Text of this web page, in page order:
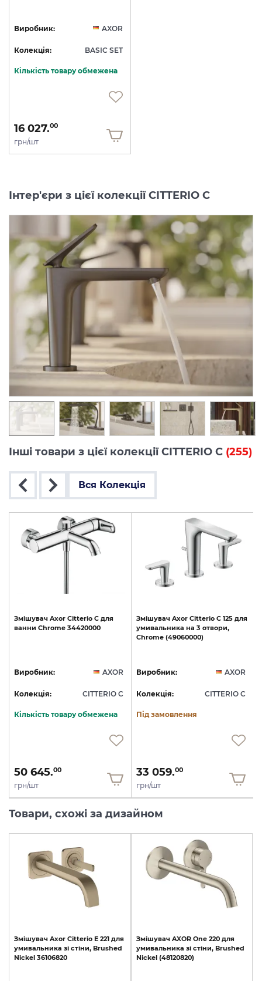
Виробник: AXOR
Колекція: BASIC SET
Кількість товару обмежена
16 027.00
грн/шт
Інтер'єри з цієї колекції CITTERIO C
Інші товари з цієї колекції CITTERIO C (255)
Вся Колекція
Змішувач Axor Citterio C для
ванни Chrome 34420000
Виробник: AXOR
Колекція: CITTERIO C
Кількість товару обмежена
50 645.00
грн/шт
Змішувач Axor Citterio C 125 для
умивальника на 3 отвори,
Chrome (49060000)
Виробник: AXOR
Колекція: CITTERIO C
Під замовлення
33 059.00
грн/шт
Товари, схожі за дизайном
Змішувач Axor Citterio E 221 для
умивальника зі стіни, Brushed
Nickel 36106820
Змішувач AXOR One 220 для
умивальника зі стіни, Brushed
Nickel (48120820)